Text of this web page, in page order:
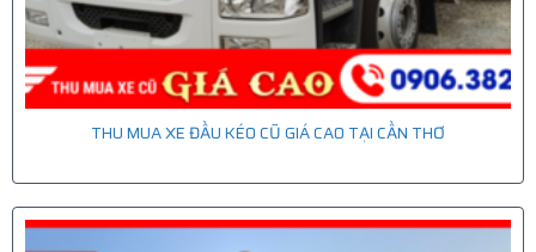
THU MUA XE ĐẦU KÉO CŨ GIÁ CAO TẠI CẦN THƠ